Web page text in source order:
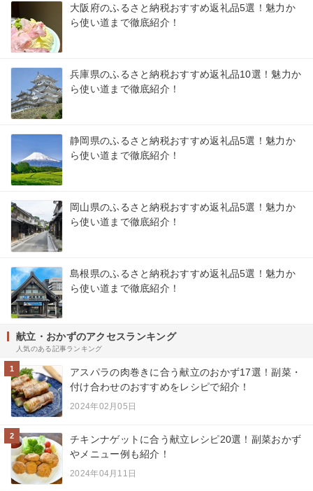
大阪府のふるさと納税おすすめ返礼品5選！魅力か
ら使い道まで徹底紹介！
兵庫県のふるさと納税おすすめ返礼品10選！魅力か
ら使い道まで徹底紹介！
静岡県のふるさと納税おすすめ返礼品5選！魅力か
ら使い道まで徹底紹介！
岡山県のふるさと納税おすすめ返礼品5選！魅力か
ら使い道まで徹底紹介！
島根県のふるさと納税おすすめ返礼品5選！魅力か
ら使い道まで徹底紹介！
献立・おかずのアクセスランキング
人気のある記事ランキング
1
アスパラの肉巻きに合う献立のおかず17選！副菜・
付け合わせのおすすめをレシピで紹介！
2024年02月05日
2
チキンナゲットに合う献立レシピ20選！副菜おかず
やメニュー例も紹介！
2024年04月11日